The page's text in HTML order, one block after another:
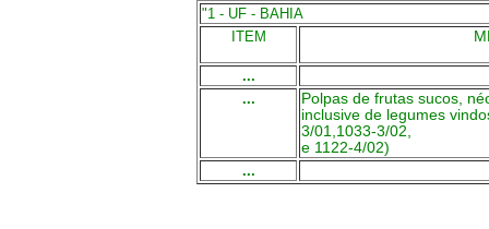
"1 - UF - BAHIA
ITEM
...
...
Polpas de frutas sucos,
inclusive de legumes
3/01,1033-3/02,
e 1122-4/02)
...